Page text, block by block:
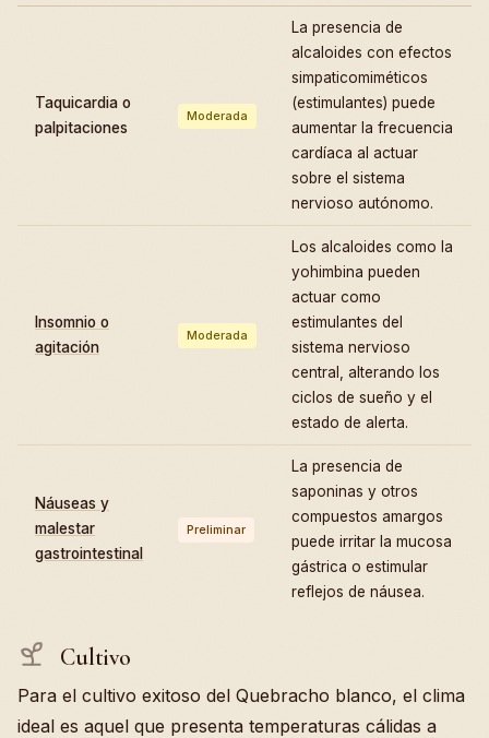
Taquicardia o
palpitaciones
Moderada
La presencia de
alcaloides con efectos
simpaticomiméticos
(estimulantes) puede
aumentar la frecuencia
cardíaca al actuar
sobre el sistema
nervioso autónomo.
Insomnio o
agitación
Moderada
Los alcaloides como la
yohimbina pueden
actuar como
estimulantes del
sistema nervioso
central, alterando los
ciclos de sueño y el
estado de alerta.
Náuseas y
malestar
gastrointestinal
Preliminar
La presencia de
saponinas y otros
compuestos amargos
puede irritar la mucosa
gástrica o estimular
reflejos de náusea.
Cultivo
Para el cultivo exitoso del Quebracho blanco, el clima
ideal es aquel que presenta temperaturas cálidas a